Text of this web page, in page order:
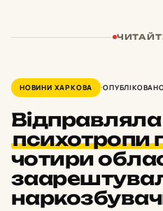
НОВИНИ ХАРКОВА
Відправляла
психотропи
чотири